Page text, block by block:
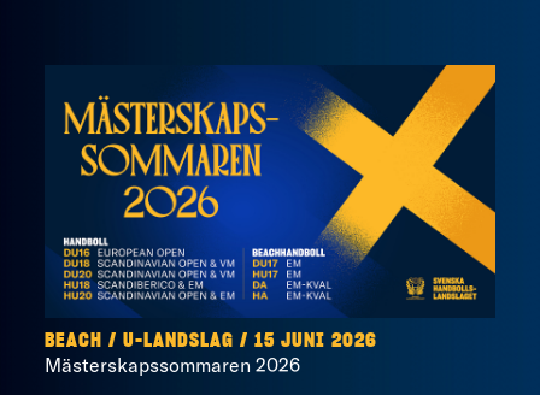
BEACH / U-LANDSLAG / 15 JUNI 2026
Mästerskapssommaren 2026